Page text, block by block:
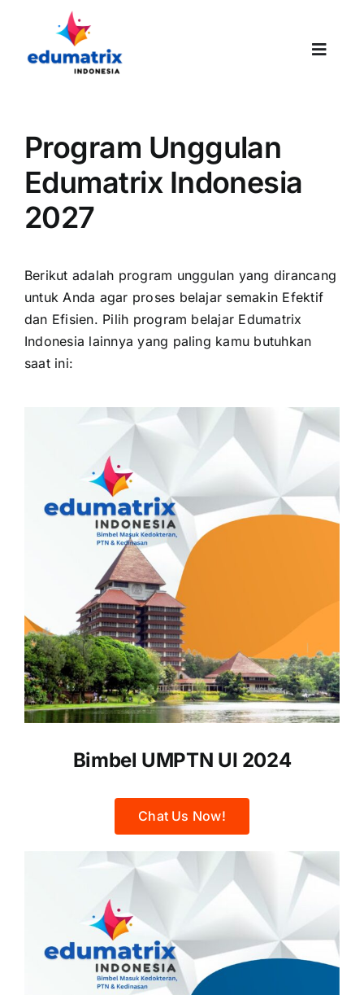
content
Toggle
Program Unggulan
Edumatrix Indonesia
2027
Berikut adalah program unggulan yang dirancang
untuk Anda agar proses belajar semakin Efektif
dan Efisien. Pilih program belajar Edumatrix
Indonesia lainnya yang paling kamu butuhkan
saat ini:
Bimbel UMPTN UI 2024
Chat Us Now!